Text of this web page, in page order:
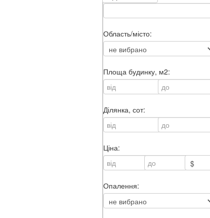
Область/місто:
Площа будинку, м2:
Ділянка, сот:
Ціна:
Опалення: